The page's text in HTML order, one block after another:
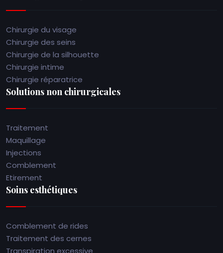
Chirurgie du visage
Chirurgie des seins
Chirurgie de la silhouette
Chirurgie intime
Chirurgie réparatrice
Solutions non chirurgicales
Traitement
Maquillage
Injections
Comblement
Etirement
Soins esthétiques
Comblement de rides
Traitement des cernes
Transpiration excessive